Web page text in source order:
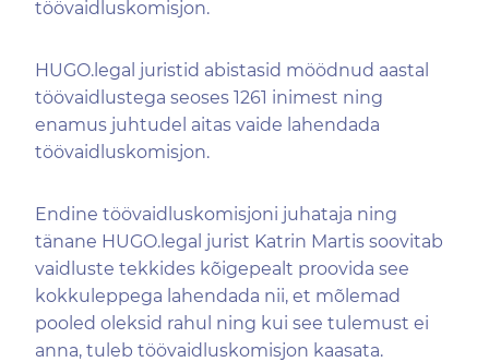
töövaidluskomisjon.
HUGO.legal juristid abistasid möödnud aastal
töövaidlustega seoses 1261 inimest ning
enamus juhtudel aitas vaide lahendada
töövaidluskomisjon.
Endine töövaidluskomisjoni juhataja ning
tänane HUGO.legal jurist Katrin Martis soovitab
vaidluste tekkides kõigepealt proovida see
kokkuleppega lahendada nii, et mõlemad
pooled oleksid rahul ning kui see tulemust ei
anna, tuleb töövaidluskomisjon kaasata.